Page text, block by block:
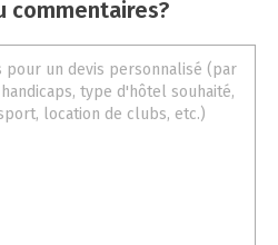
commentaires?